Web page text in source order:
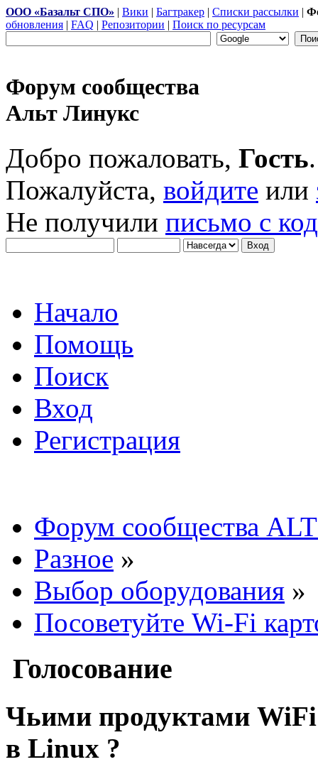
ООО «Базальт СПО» | Вики | Багтракер | Списки рассылки |
обновления | FAQ | Репозитории | Поиск по ресурсам
Форум сообщества
Альт Линукс
Добро пожаловать, Гость.
Пожалуйста, войдите или
Не получили письмо с
Начало
Помощь
Поиск
Вход
Регистрация
Форум сообщества
Разное »
Выбор оборудования »
Посоветуйте Wi-Fi
Голосование
Чьими продуктами WiFi
в Linux ?